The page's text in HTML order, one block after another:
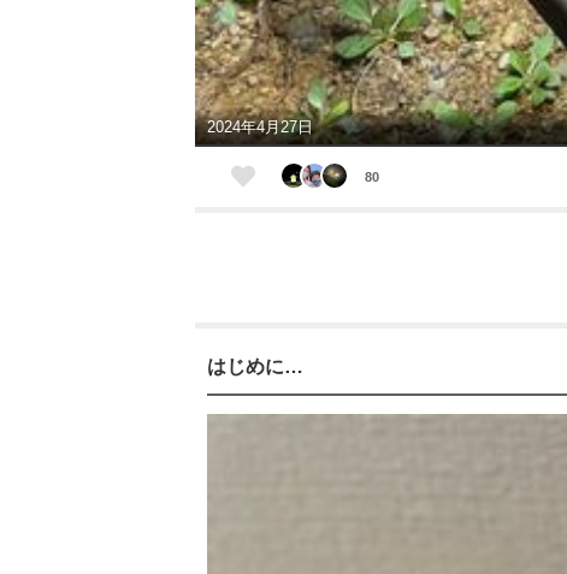
2024年4月27日
80
はじめに…